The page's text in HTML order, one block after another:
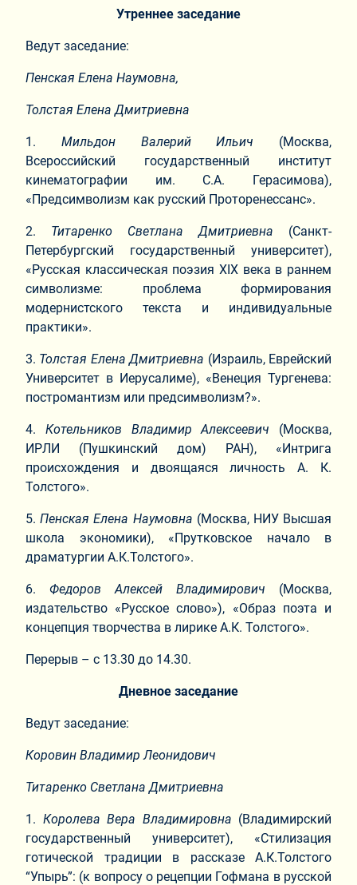
Утреннее заседание
Ведут заседание:
Пенская Елена Наумовна,
Толстая Елена Дмитриевна
1.​ Мильдон Валерий Ильич (Москва,
Всероссийский государственный институт
кинематографии им. С.А. Герасимова),
«Предсимволизм как русский Проторенессанс».
2.​ Титаренко Светлана Дмитриевна (Санкт-
Петербургский государственный университет),
«Русская классическая поэзия XIX века в раннем
символизме: проблема формирования
модернистского текста и индивидуальные
практики».
3.​ Толстая Елена Дмитриевна (Израиль, Еврейский
Университет в Иерусалиме), «Венеция Тургенева:
постромантизм или предсимволизм?».
4.​ Котельников Владимир Алексеевич (Москва,
ИРЛИ (Пушкинский дом) РАН), «Интрига
происхождения и двоящаяся личность А. К.
Толстого».
5.​Пенская Елена Наумовна (Москва, НИУ Высшая
школа экономики), «Прутковское начало в
драматургии А.К.Толстого».
6.​ Федоров Алексей Владимирович (Москва,
издательство «Русское слово»), «Образ поэта и
концепция творчества в лирике А.К. Толстого».
Перерыв – с 13.30 до 14.30.
Дневное заседание
Ведут заседание:
Коровин Владимир Леонидович
Титаренко Светлана Дмитриевна
1.​ Королева Вера Владимировна (Владимирский
государственный университет), «Стилизация
готической традиции в рассказе А.К.Толстого
“Упырь”: (к вопросу о рецепции Гофмана в русской